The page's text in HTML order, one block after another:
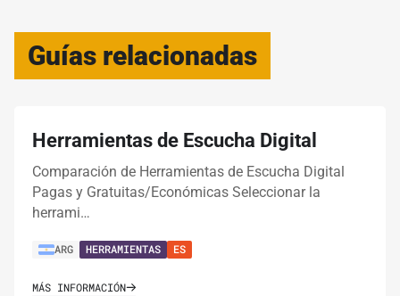
Guías relacionadas
Herramientas de Escucha Digital
Comparación de Herramientas de Escucha Digital
Pagas y Gratuitas/Económicas Seleccionar la
herrami…
ARG HERRAMIENTAS ES
MÁS INFORMACIÓN